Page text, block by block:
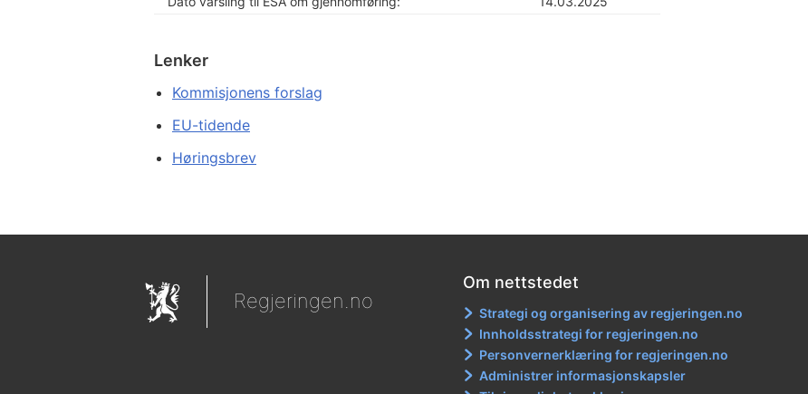
Lenker
Kommisjonens forslag
EU-tidende
Høringsbrev
Regjeringen.no
Om nettstedet
Strategi og organisering av regjeringen.no
Innholdsstrategi for regjeringen.no
Personvernerklæring for regjeringen.no
Administrer informasjonskapsler